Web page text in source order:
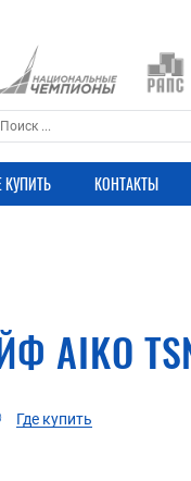
КУПИТЬ КОНТАКТЫ
AIKO
Где купить